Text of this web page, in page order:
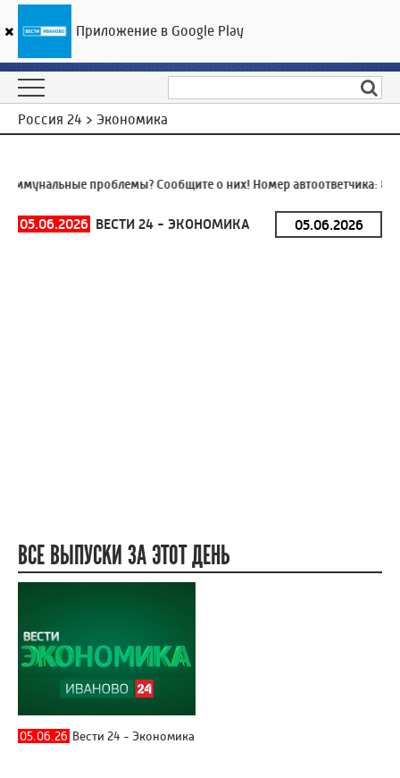
ГТРК «Ивтелерадио»
Россия 24 > Экономика
проблемы? Сообщите о них! Номер автоответчика:8
05.06.2026 ВЕСТИ 24 - ЭКОНОМИКА
ВСЕ ВЫПУСКИ ЗА ЭТОТ ДЕНЬ
05.06.26 Вести 24 - Экономика
Приложение в Google Play